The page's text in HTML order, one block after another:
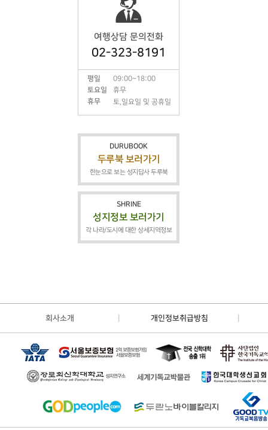
여행상담 문의전화
02-323-8191
평일
09:00~18:00
토요일
휴무
휴무
토,일요일 및 공휴일
DURUBOOK
두루북 보러가기
한눈으로 보는 성지답사 두루북
SHRINE
성지정보 보러가기
각 나라/도시에 대한 상세지역정보
회사소개 개인정보취급방침